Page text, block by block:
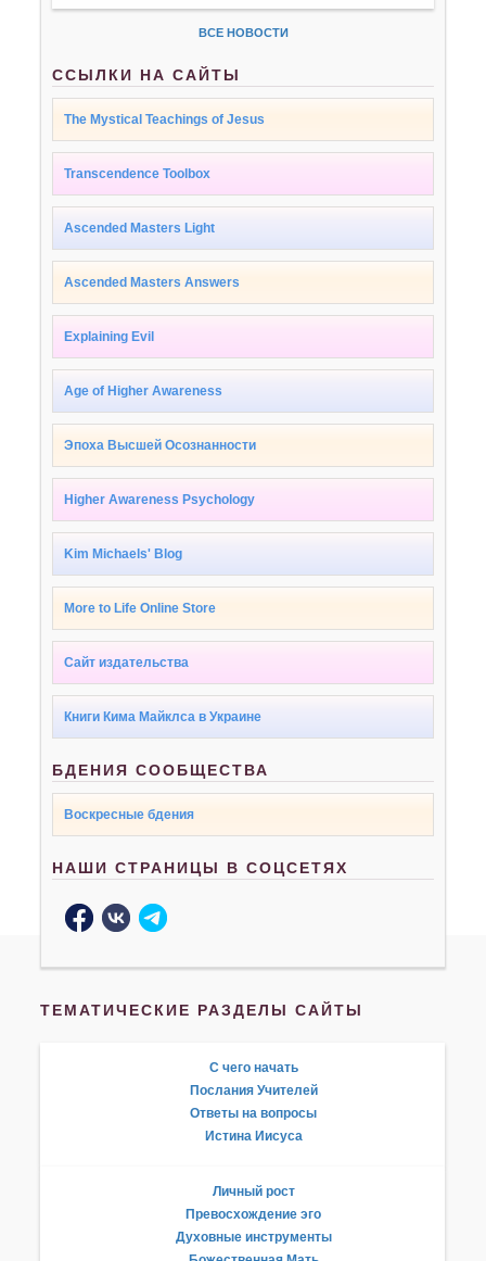
ВСЕ НОВОСТИ
ССЫЛКИ НА САЙТЫ
The Mystical Teachings of Jesus
Transcendence Toolbox
Ascended Masters Light
Ascended Masters Answers
Explaining Evil
Age of Higher Awareness
Эпоха Высшей Осознанности
Higher Awareness Psychology
Kim Michaels' Blog
More to Life Online Store
Сайт издательства
Книги Кима Майклса в Украине
БДЕНИЯ СООБЩЕСТВА
Воскресные бдения
НАШИ СТРАНИЦЫ В СОЦСЕТЯХ
ТЕМАТИЧЕСКИЕ РАЗДЕЛЫ САЙТЫ
С чего начать
Послания Учителей
Ответы на вопросы
Истина Иисуса
Личный рост
Превосхождение эго
Духовные инструменты